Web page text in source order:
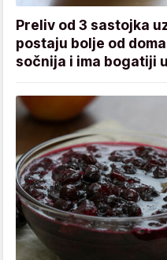
Preliv od 3 sastojka
postaju bolje od
sočnija i ima bogatiji